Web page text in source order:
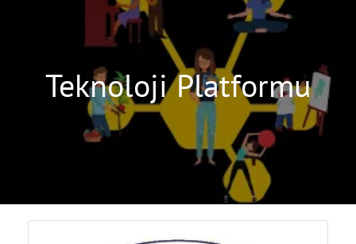
Teknoloji Platformu